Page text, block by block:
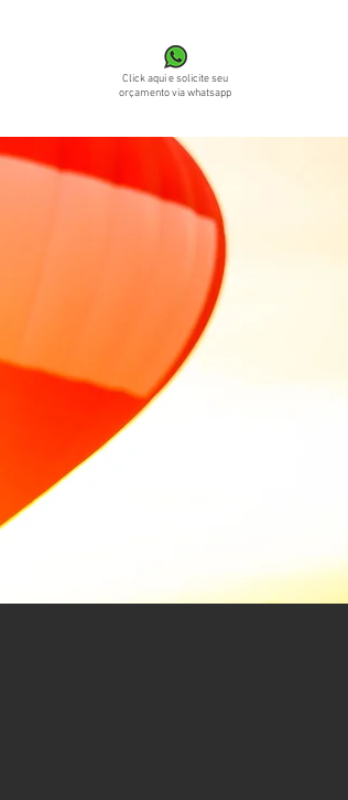
Click aqui e solicite seu
orçamento via whatsapp